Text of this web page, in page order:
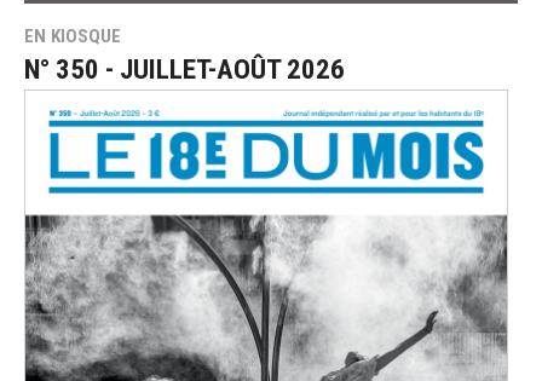
EN KIOSQUE
N° 350 - JUILLET-AOÛT 2026